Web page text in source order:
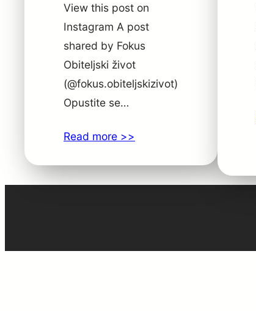
View this post on
Instagram A post
shared by Fokus
Obiteljski život
(@fokus.obiteljskizivot)
Opustite se…
Read more >>